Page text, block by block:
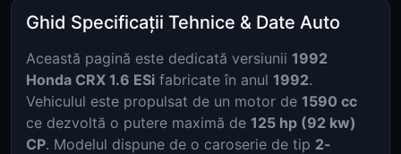
Ghid Specificații Tehnice & Date Auto
Această pagină este dedicată versiunii 1992
Honda CRX 1.6 ESi fabricate în anul 1992.
Vehiculul este propulsat de un motor de 1590 cc
ce dezvoltă o putere maximă de 125 hp (92 kw)
CP. Modelul dispune de o caroserie de tip 2-